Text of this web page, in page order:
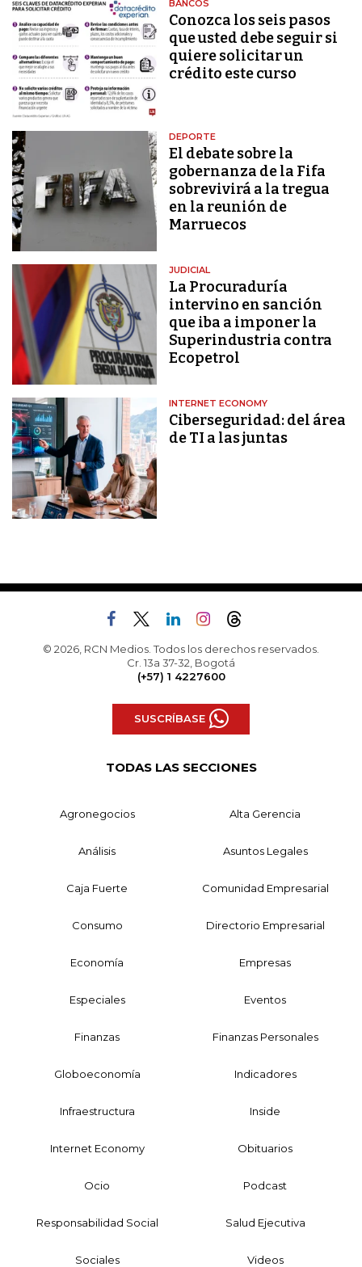
BANCOS
Conozca los seis pasos
que usted debe seguir si
quiere solicitar un
crédito este curso
DEPORTE
El debate sobre la
gobernanza de la Fifa
sobrevivirá a la tregua
en la reunión de
Marruecos
JUDICIAL
La Procuraduría
intervino en sanción
que iba a imponer la
Superindustria contra
Ecopetrol
INTERNET ECONOMY
Ciberseguridad: del área
de TI a las juntas
© 2026, RCN Medios. Todos los derechos reservados.
Cr. 13a 37-32, Bogotá
(+57) 1 4227600
SUSCRÍBASE
TODAS LAS SECCIONES
Agronegocios Alta Gerencia
Análisis Asuntos Legales
Caja Fuerte Comunidad Empresarial
Consumo Directorio Empresarial
Economía Empresas
Especiales Eventos
Finanzas Finanzas Personales
Globoeconomía Indicadores
Infraestructura Inside
Internet Economy Obituarios
Ocio Podcast
Responsabilidad Social Salud Ejecutiva
Sociales Videos